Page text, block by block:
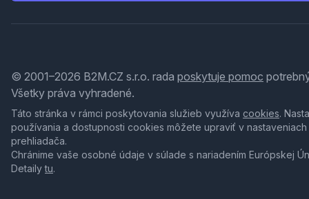
© 2001–2026 B2M.CZ s.r.o. rada poskytuje pomoc
Všetky práva vyhradené.
Táto stránka v rámci poskytovania služieb využíva cookies.
používania a dostupnosti cookies môžete upraviť v nastaveniach
prehliadača.
Chránime vaše osobné údaje v súlade s nariadením Európskej
Detailytu.